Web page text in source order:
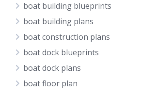
boat building blueprints
boat building plans
boat construction plans
boat dock blueprints
boat dock plans
boat floor plan